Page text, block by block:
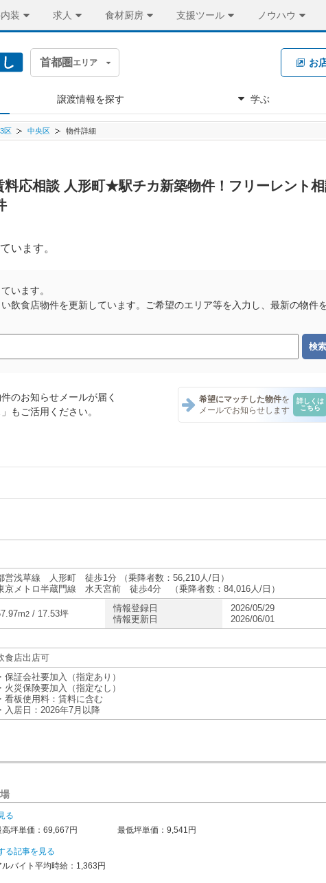
装 求人 食材厨房 支援ツール ノウハウ
首都圏 エリア お
譲渡情報を探す 学ぶ
区 中央区 物件詳細
料応相談 人形町★駅チカ新築物件！フリーレント
います。
います。
飲食店物件を更新しています。ご希望のエリア等を入力し、最新の物件
のお知らせメールが届く
もご活用ください。
希望にマッチした物件を
メールでお知らせします
詳しくは
こちら
テナント一覧
テナント一覧
営浅草線 人形町 徒歩1分 （乗降者数：56,210人/日）
京メトロ半蔵門線 水天宮前 徒歩4分 （乗降者数：84,016人/日）
2 / 17.53坪
情報登録日
情報更新日
2026/05/29
2026/06/01
食店出店可
・保証会社要加入（指定あり）
・火災保険要加入（指定なし）
・看板使用料：賃料に含む
・入居日：2026年7月以降
る
高坪単価：69,667円 最低坪単価：9,541円
る記事を見る
ルバイト平均時給：1,363円